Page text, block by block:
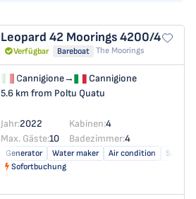
Leopard 42 Moorings 4200/4
Verfügbar Bareboat The Moorings
Cannigione→
Cannigione
5.6 km from Poltu Quatu
Jahr:2022 Kabinen:4
Max. Gäste:10 Badezimmer:4
Generator Water maker Air condition
Solar
Sofortbuchung